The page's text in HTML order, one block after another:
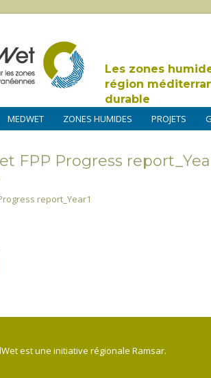
Les zones
région
durable
MEDWET ZONES HUMIDES PROJETS
FPP Progress
report_Year1
est une initiative régionale Ramsar.